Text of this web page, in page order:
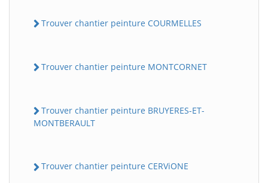
Trouver chantier peinture COURMELLES
Trouver chantier peinture MONTCORNET
Trouver chantier peinture BRUYERES-ET-
MONTBERAULT
Trouver chantier peinture CERViONE